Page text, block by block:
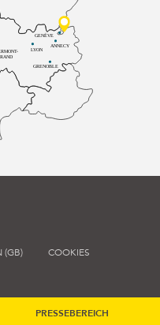
LYON
ANNECY
GRENOBLE
GENÈVE
(GB) COOKIES
PRESSEBEREICH